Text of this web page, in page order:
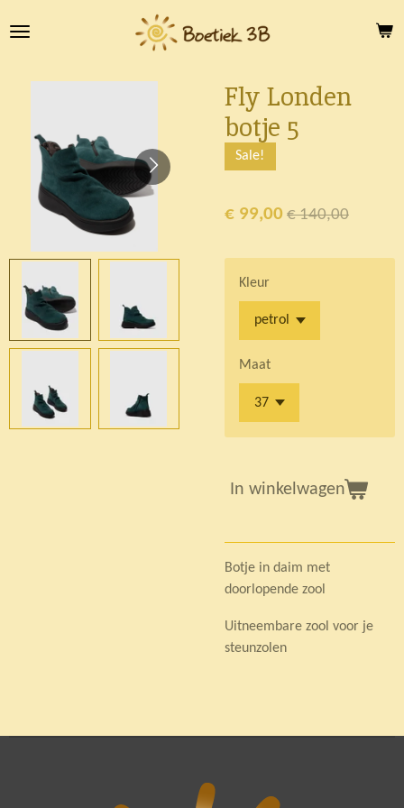
direct
Fly Londen
botje 5
Sale!
€ 99,00 € 140,00
Kleur
Maat
In winkelwagen
Botje in daim met
doorlopende zool
Uitneembare zool voor je
steunzolen